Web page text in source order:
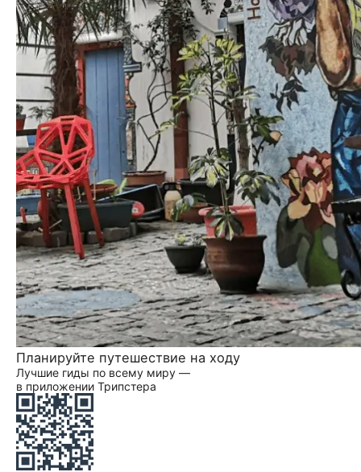
Планируйте путешествие на ходу
Лучшие гиды по всему миру —
в приложении Трипстера